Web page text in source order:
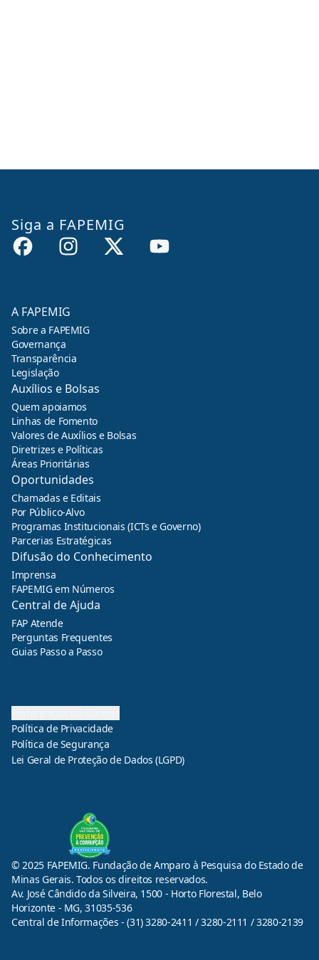
Siga a FAPEMIG
A FAPEMIG
Sobre a FAPEMIG
Governança
Transparência
Legislação
Auxílios e Bolsas
Quem apoiamos
Linhas de Fomento
Valores de Auxílios e Bolsas
Diretrizes e Políticas
Áreas Prioritárias
Oportunidades
Chamadas e Editais
Por Público-Alvo
Programas Institucionais (ICTs e Governo)
Parcerias Estratégicas
Difusão do Conhecimento
Imprensa
FAPEMIG em Números
Central de Ajuda
FAP Atende
Perguntas Frequentes
Guias Passo a Passo
Política de Privacidade
Política de Segurança
Lei Geral de Proteção de Dados (LGPD)
© 2025 FAPEMIG. Fundação de Amparo à Pesquisa do Estado de
Minas Gerais. Todos os direitos reservados.
Av. José Cândido da Silveira, 1500 - Horto Florestal, Belo
Horizonte - MG, 31035-536
Central de Informações - (31) 3280-2411 / 3280-2111 / 3280-2139